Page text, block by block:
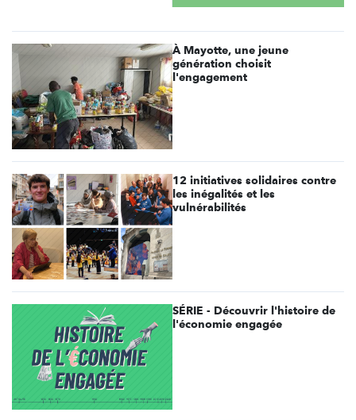
À Mayotte, une jeune
génération choisit
l'engagement
12 initiatives solidaires contre
les inégalités et les
vulnérabilités
SÉRIE - Découvrir l'histoire de
l'économie engagée